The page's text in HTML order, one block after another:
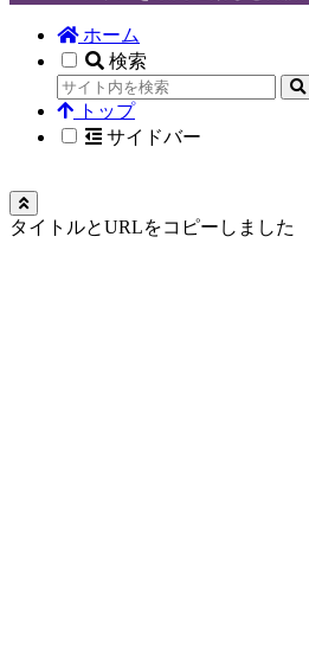
ホーム
検索
トップ
サイドバー
タイトルとURLをコピーしました